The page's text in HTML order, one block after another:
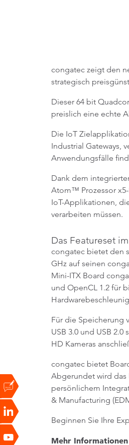
congatec zeigt den
strategisch
Dieser 64 bit
preislich eine echte
Die IoT
Industrial Gateways,
Anwendungsfälle
Dank dem
Atom™ Prozessor
IoT-Applikationen,
verarbeiten müssen.
Das Featureset
congatec bietet den
GHz auf seinen
Mini-ITX Board
und OpenCL 1.2 für
Für die Speicherung
USB 3.0 und USB
HD Kameras
congatec bietet
Abgerundet wird
persönlichem
& Manufacturing
Beginnen Sie Ihre
Mehr